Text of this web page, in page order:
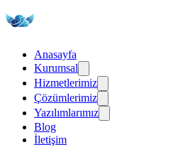
Anasayfa
Kurumsal
Hizmetlerimiz
Çözümlerimiz
Yazılımlarımız
Blog
İletişim